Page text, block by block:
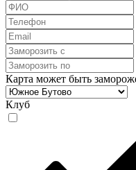
Карта может быть
Клуб